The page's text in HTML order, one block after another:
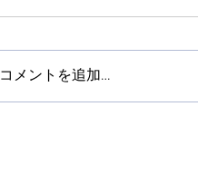
コメントを追加…